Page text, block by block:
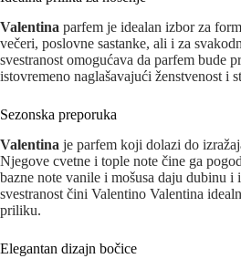
Valentina parfem je idealan izbor za
večeri, poslovne sastanke, ali i za
svestranost omogućava da parfem bude
istovremeno naglašavajući ženstvenost i
Sezonska preporuka
Valentina je parfem koji dolazi do
Njegove cvetne i tople note čine ga
bazne note vanile i mošusa daju dubinu i
svestranost čini Valentino Valentina
priliku.
Elegantan dizajn bočice